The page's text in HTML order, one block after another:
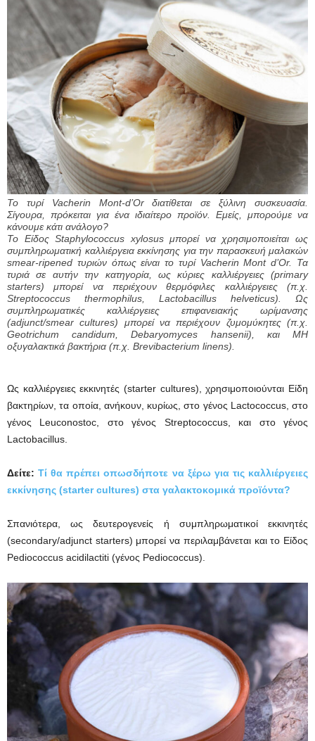
Το τυρί Vacherin Mont-d’Or διατίθεται σε ξύλινη συσκευασία.
Σίγουρα, πρόκειται για ένα ιδιαίτερο προϊόν. Εμείς, μπορούμε να
κάνουμε κάτι ανάλογο?
Το Είδος Staphylococcus xylosus μπορεί να χρησιμοποιείται ως
συμπληρωματική καλλιέργεια εκκίνησης για την παρασκευή μαλακών
smear-ripened τυριών όπως είναι το τυρί Vacherin Mont d’Or. Τα
τυριά σε αυτήν την κατηγορία, ως κύριες καλλιέργειες (primary
starters) μπορεί να περιέχουν θερμόφιλες καλλιέργειες (π.χ.
Streptococcus thermophilus, Lactobacillus helveticus). Ως
συμπληρωματικές καλλιέργειες επιφανειακής ωρίμανσης
(adjunct/smear cultures) μπορεί να περιέχουν ζυμομύκητες (π.χ.
Geotrichum candidum, Debaryomyces hansenii), και ΜΗ
οξυγαλακτικά βακτήρια (π.χ. Brevibacterium linens).
Ως καλλιέργειες εκκινητές (starter cultures), χρησιμοποιούνται Eίδη
βακτηρίων, τα οποία, ανήκουν, κυρίως, στο γένος Lactococcus, στο
γένος Leuconostoc, στο γένος Streptococcus, και στο γένος
Lactobacillus.
Δείτε:Τί θα πρέπει οπωσδήποτε να ξέρω για τις καλλιέργειες
εκκίνησης (starter cultures) στα γαλακτοκομικά προϊόντα?
Σπανιότερα, ως δευτερογενείς ή συμπληρωματικοί εκκινητές
(secondary/adjunct starters) μπορεί να περιλαμβάνεται και το Είδος
Pediococcus acidilactiti (γένος Pediococcus).